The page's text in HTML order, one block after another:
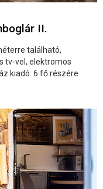
II.
található,
tv-vel, elektromos
kiadó. 6 fő részére